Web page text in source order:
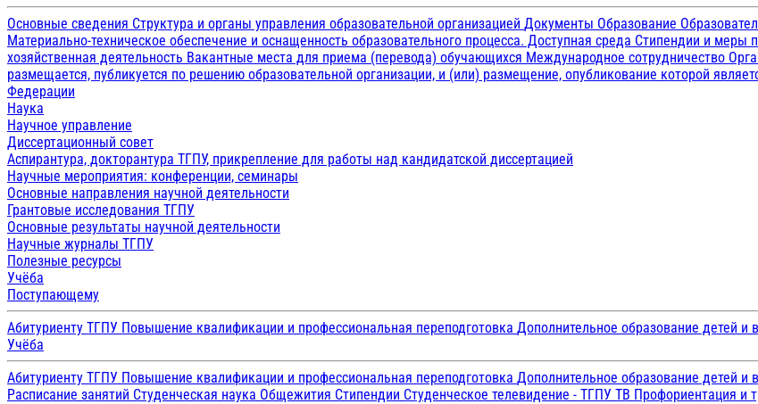
Основные сведения Структура и органы управления образовательной организацией Документы Образование
Материально-техническое обеспечение и оснащенность образовательного процесса. Доступная среда Стипендии и меры
хозяйственная деятельность Вакантные места для приема (перевода) обучающихся Международное сотрудничество
размещается, публикуется по решению образовательной организации, и (или) размещение, опубликование которой
Федерации
Наука
Научное управление
Диссертационный совет
Аспирантура, докторантура ТГПУ, прикрепление для работы над кандидатской диссертацией
Научные мероприятия: конференции, семинары
Основные направления научной деятельности
Грантовые исследования ТГПУ
Основные результаты научной деятельности
Научные журналы ТГПУ
Полезные ресурсы
Учёба
Поступающему
Абитуриенту ТГПУ Повышение квалификации и профессиональная переподготовка Дополнительное образование детей и
Учёба
Абитуриенту ТГПУ Повышение квалификации и профессиональная переподготовка Дополнительное образование детей и
Расписание занятий Студенческая наука Общежития Стипендии Студенческое телевидение - ТГПУ ТВ Профориентация и